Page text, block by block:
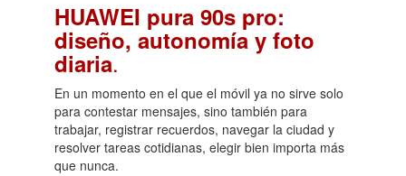
HUAWEI pura 90s pro:
diseño, autonomía y foto
diaria.
En un momento en el que el móvil ya no sirve solo
para contestar mensajes, sino también para
trabajar, registrar recuerdos, navegar la ciudad y
resolver tareas cotidianas, elegir bien importa más
que nunca.